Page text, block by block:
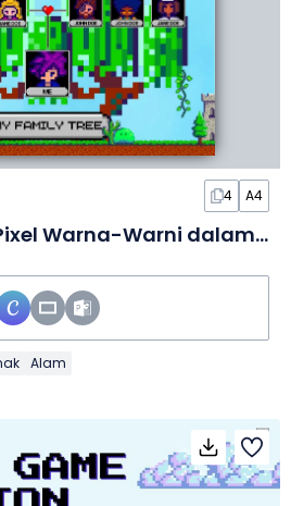
4 A4
Pohon Keluarga Pixel Warna-Warni dalam Infografis
Alam